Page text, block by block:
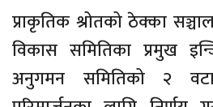
प्राकृतिक श्रोतको ठेक्का
विकास समितिका प्रमुख
अनुगमन समितिको २